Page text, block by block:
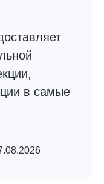
в самые